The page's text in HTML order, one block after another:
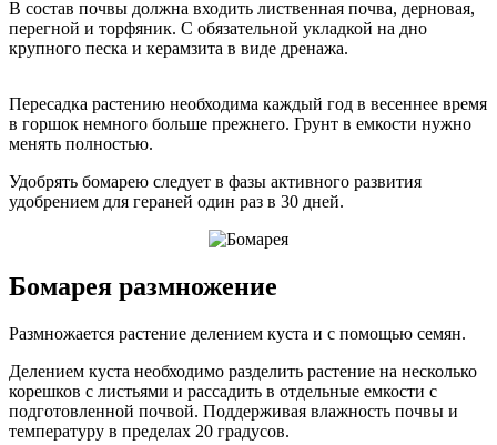
В состав почвы должна входить лиственная почва, дерновая,
перегной и торфяник. С обязательной укладкой на дно
крупного песка и керамзита в виде дренажа.
Пересадка растению необходима каждый год в весеннее время
в горшок немного больше прежнего. Грунт в емкости нужно
менять полностью.
Удобрять бомарею следует в фазы активного развития
удобрением для гераней один раз в 30 дней.
Бомарея размножение
Размножается растение делением куста и с помощью семян.
Делением куста необходимо разделить растение на несколько
корешков с листьями и рассадить в отдельные емкости с
подготовленной почвой. Поддерживая влажность почвы и
температуру в пределах 20 градусов.